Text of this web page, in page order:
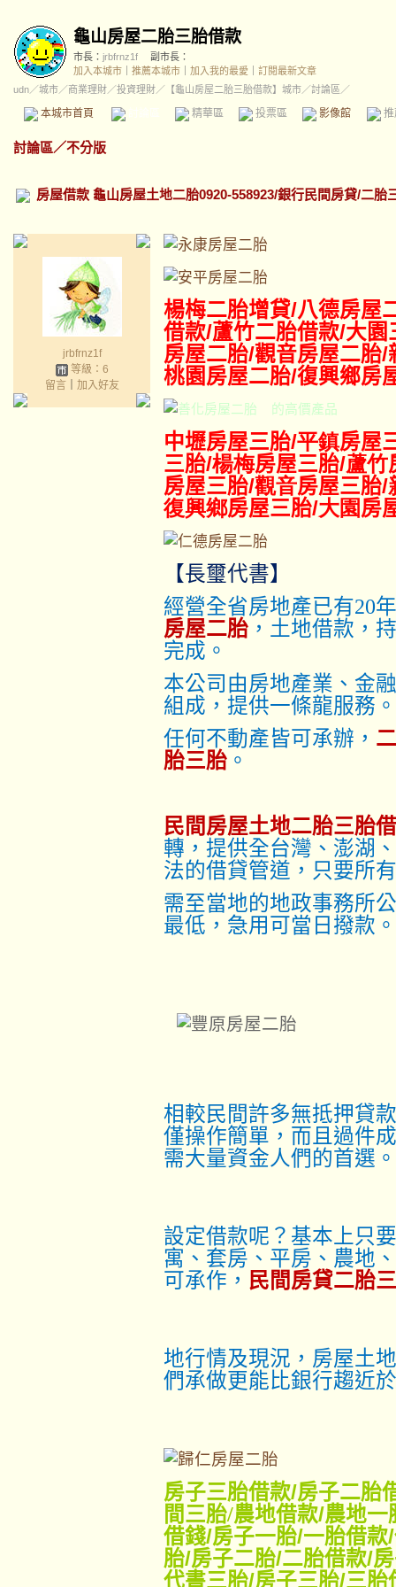
龜山房屋二胎三胎借款
市長： jrbfrnz1f
副市長：
加入本城市
推薦本城市 加入我的最愛
訂閱最新文章
udn／城市／商業理財／投資理財／ 【龜山房屋二胎三胎借款】城市／討論區／
本城市首頁 精華區 投票區 影像館
討論區／不分版
房屋借款 龜山房屋土地二胎0920-558923/銀行民間房貸/二胎
jrbfrnz1f
等級：6
留言｜ 加入好友
楊梅二胎增貸/八德房屋
借款/蘆竹二胎借款/大
房屋二胎/觀音房屋二胎
桃園房屋二胎/復興鄉房
的高價產品
中壢房屋三胎/平鎮房屋
三胎/楊梅房屋三胎/蘆竹
房屋三胎/觀音房屋三胎/
復興鄉房屋三胎/大園房
【長璽代書】
經營全省房地產已有20
房屋二胎 ，土地借款，
完成。
本公司由房地產業、金
組成，提供一條龍服務。
任何不動產皆可承辦，
胎三胎 。
民間房屋土地二胎三胎
轉，提供全台灣、澎湖
法的借貸管道，只要所
需至當地的地政事務所
最低，急用可當日撥款。
相較民間許多無抵押貸
僅操作簡單，而且過件
需大量資金人們的首選
設定借款呢？基本上只
寓、套房、平房、農地
可承作， 民間房貸二胎
地行情及現況，房屋土
們承做更能比銀行趨近
房子三胎借款/房子二胎
間三胎/農地借款/農地一
借錢/房子一胎/一胎借款/
胎/房子二胎/二胎借款/
代書三胎/房子三胎/三胎